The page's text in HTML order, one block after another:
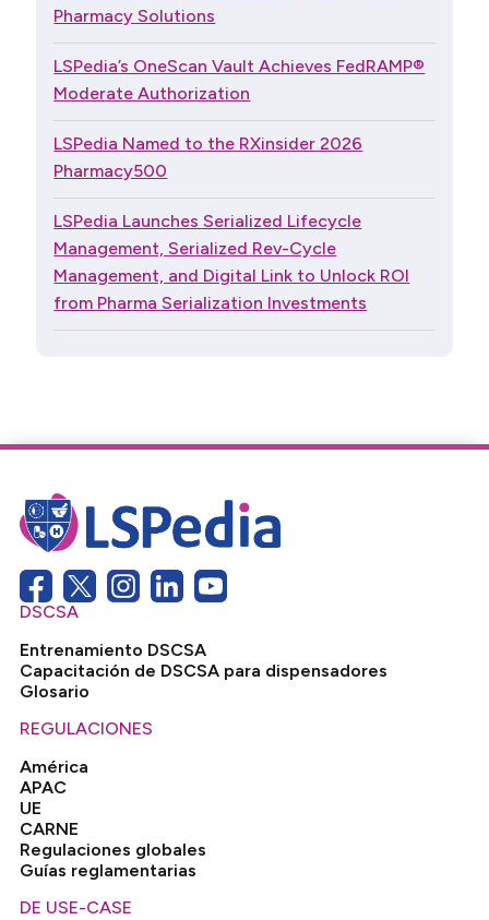
Pharmacy Solutions
LSPedia’s OneScan Vault Achieves FedRAMP®
Moderate Authorization
LSPedia Named to the RXinsider 2026
Pharmacy500
LSPedia Launches Serialized Lifecycle
Management, Serialized Rev-Cycle
Management, and Digital Link to Unlock ROI
from Pharma Serialization Investments
DSCSA
Entrenamiento DSCSA
Capacitación de DSCSA para dispensadores
Glosario
REGULACIONES
América
APAC
UE
CARNE
Regulaciones globales
Guías reglamentarias
DE USE-CASE